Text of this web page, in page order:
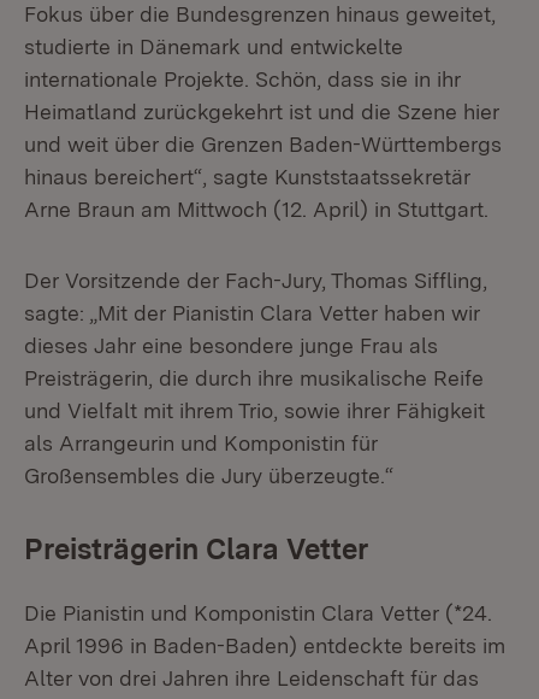
Fokus über die Bundesgrenzen hinaus geweitet,
studierte in Dänemark und entwickelte
internationale Projekte. Schön, dass sie in ihr
Heimatland zurückgekehrt ist und die Szene hier
und weit über die Grenzen Baden-Württembergs
hinaus bereichert“, sagte Kunststaatssekretär
Arne Braun am Mittwoch (12. April) in Stuttgart.
Der Vorsitzende der Fach-Jury, Thomas Siffling,
sagte: „Mit der Pianistin Clara Vetter haben wir
dieses Jahr eine besondere junge Frau als
Preisträgerin, die durch ihre musikalische Reife
und Vielfalt mit ihrem Trio, sowie ihrer Fähigkeit
als Arrangeurin und Komponistin für
Großensembles die Jury überzeugte.“
Preisträgerin Clara Vetter
Die Pianistin und Komponistin Clara Vetter (*24.
April 1996 in Baden-Baden) entdeckte bereits im
Alter von drei Jahren ihre Leidenschaft für das